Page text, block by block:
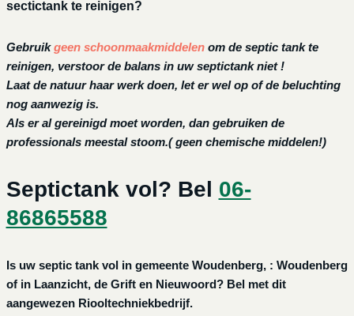
sectictank te reinigen?
Gebruikgeen schoonmaakmiddelen om de septic tank te
reinigen, verstoor de balans in uw septictank niet !
Laat de natuur haar werk doen, let er wel op of de beluchting
nog aanwezig is.
Als er al gereinigd moet worden, dan gebruiken de
professionals meestal stoom.( geen chemische middelen!)
Septictank vol? Bel 06-
86865588
Is uw septic tank vol in gemeente Woudenberg, : Woudenberg
of in Laanzicht, de Grift en Nieuwoord? Bel met dit
aangewezen Riooltechniekbedrijf.